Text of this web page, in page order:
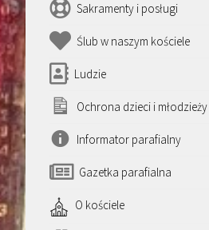
Sakramenty i posługi
Ślub w naszym kościele
Ludzie
Ochrona dzieci i młodzieży
Informator parafialny
Gazetka parafialna
O kościele